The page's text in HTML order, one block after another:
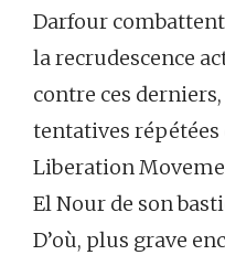
Darfour
la recrudescence
contre ces
tentatives répétées
Liberation
El Nour de son
D’où, plus grave